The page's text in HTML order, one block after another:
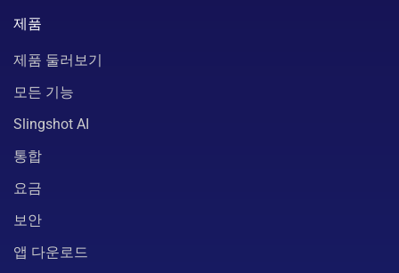
제품
제품 둘러보기
모든 기능
Slingshot AI
통합
요금
보안
앱 다운로드